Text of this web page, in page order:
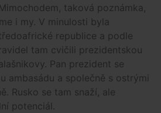
taková poznámka,
i my. V minulosti byla
republice a podle
tam cvičili prezidentskou
Pan prezident se
ambasádu a společně s ostrými
Rusko se tam snaží, ale
potenciál.